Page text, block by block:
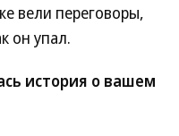
вели переговоры,
он упал.
история о вашем